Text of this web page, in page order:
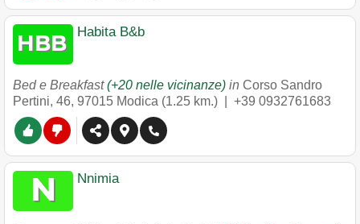
Habita B&b
Bed e Breakfast(+20 nelle vicinanze) in Corso Sandro
Pertini, 46, 97015 Modica (1.25 km.) | +39 0932761683
Nnimia